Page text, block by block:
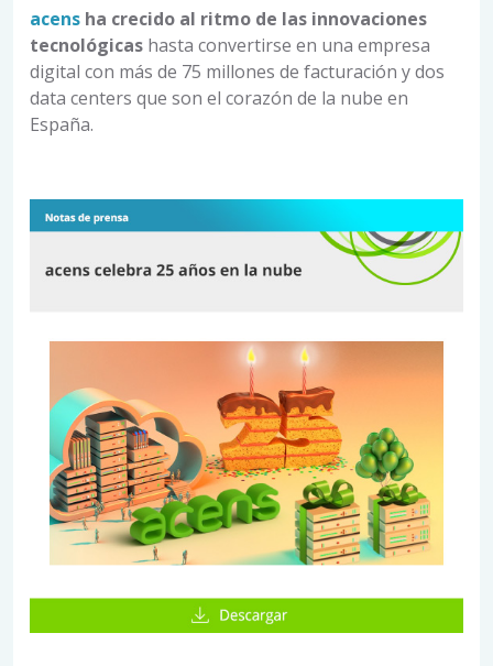
acens ha crecido al ritmo de las innovaciones
tecnológicas hasta convertirse en una empresa
digital con más de 75 millones de facturación y dos
data centers que son el corazón de la nube en
España.